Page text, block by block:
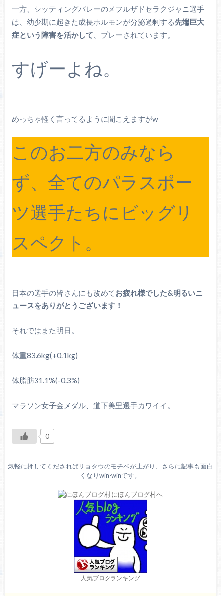
一方、シッティングバレーのメフルザドセラクジャニ選手
は、幼少期に起きた成長ホルモンが分泌過剰する先端巨大
症という障害を活かして 、プレーされています。
すげーよね。
めっちゃ軽く言ってるように聞こえますがw
このお二方のみなら
ず、全てのパラスポー
ツ選手たちにビッグリ
スペクト。
日本の選手の皆さんにも改めてお疲れ様でした&明るいニ
ュースをありがとうございます！
それではまた明日。
体重83.6kg(+0.1kg)
体脂肪31.1%(-0.3%)
マラソン女子金メダル、道下美里選手カワイイ。
0
気軽に押してくださればリョタウのモチベが上がり、さらに記事も面白
くなりwin-winです。
人気ブログランキング